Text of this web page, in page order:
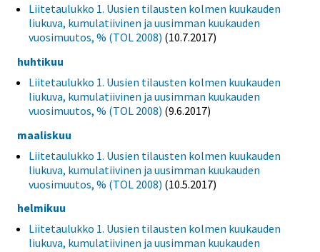
Liitetaulukko 1. Uusien tilausten kolmen kuukauden
liukuva, kumulatiivinen ja uusimman kuukauden
vuosimuutos, % (TOL 2008) (10.7.2017)
huhtikuu
Liitetaulukko 1. Uusien tilausten kolmen kuukauden
liukuva, kumulatiivinen ja uusimman kuukauden
vuosimuutos, % (TOL 2008) (9.6.2017)
maaliskuu
Liitetaulukko 1. Uusien tilausten kolmen kuukauden
liukuva, kumulatiivinen ja uusimman kuukauden
vuosimuutos, % (TOL 2008) (10.5.2017)
helmikuu
Liitetaulukko 1. Uusien tilausten kolmen kuukauden
liukuva, kumulatiivinen ja uusimman kuukauden